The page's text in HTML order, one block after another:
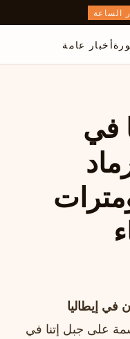
الساعة
أخبار عامة
في
كيلومترات
في إيطاليا
على جبل إتنا في